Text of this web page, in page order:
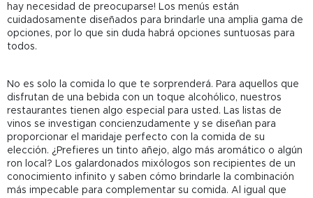
hay necesidad de preocuparse! Los menús están
cuidadosamente diseñados para brindarle una amplia gama de
opciones, por lo que sin duda habrá opciones suntuosas para
todos.
No es solo la comida lo que te sorprenderá. Para aquellos que
disfrutan de una bebida con un toque alcohólico, nuestros
restaurantes tienen algo especial para usted. Las listas de
vinos se investigan concienzudamente y se diseñan para
proporcionar el maridaje perfecto con la comida de su
elección. ¿Prefieres un tinto añejo, algo más aromático o algún
ron local? Los galardonados mixólogos son recipientes de un
conocimiento infinito y saben cómo brindarle la combinación
más impecable para complementar su comida. Al igual que